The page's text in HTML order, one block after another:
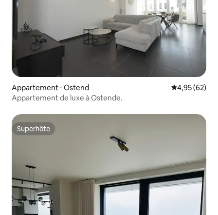
Appartement ⋅ Ostend Évaluation
4,95 (62)
Appartement de luxe à Ostende.
Superhôte
Superhôte